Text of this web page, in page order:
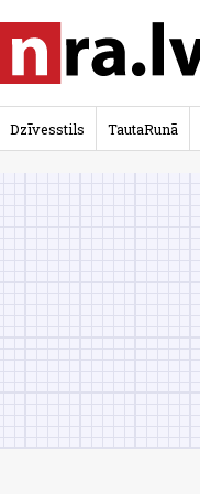
Dzīvesstils TautaRunā